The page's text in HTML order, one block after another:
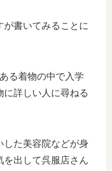
が書いてみることに
る着物の中で入学
詳しい人に尋ねる
した美容院などが身
を出して呉服店さん